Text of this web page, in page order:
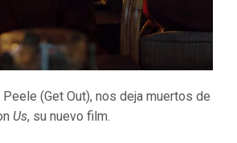
(Get Out), nos deja muertos de
Us, su nuevo film.